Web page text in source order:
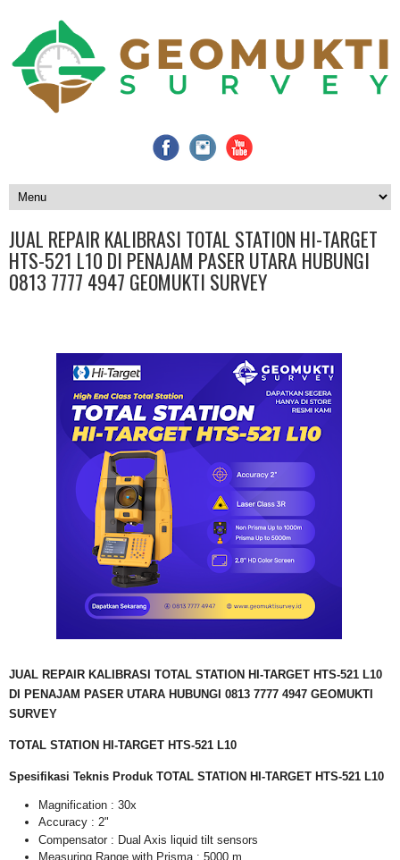
JUAL REPAIR KALIBRASI TOTAL STATION HI-TARGET
HTS-521 L10 DI PENAJAM PASER UTARA HUBUNGI
0813 7777 4947 GEOMUKTI SURVEY
JUAL REPAIR KALIBRASI TOTAL STATION HI-TARGET HTS-521 L10
DI PENAJAM PASER UTARA HUBUNGI 0813 7777 4947 GEOMUKTI
SURVEY
TOTAL STATION HI-TARGET HTS-521 L10
Spesifikasi Teknis Produk TOTAL STATION HI-TARGET HTS-521 L10
Magnification : 30x
Accuracy : 2"
Compensator : Dual Axis liquid tilt sensors
Measuring Range with Prisma : 5000 m